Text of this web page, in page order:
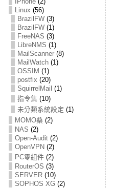
Linux (56)
BrazilFW(3)
BrazilFW(1)
FreeNAS (3)
LibreNMS (1)
MailScanner(8)
MailWatch(1)
OSSIM (1)
postfix (20)
SquirrelMail (1)
指令集 (10)
未分類系統設定 (1)
MOMO桑 (2)
NAS (2)
Open-Audit(2)
OpenVPN (2)
PC零組件(2)
RouterOS (3)
SERVER(10)
SOPHOS XG (2)